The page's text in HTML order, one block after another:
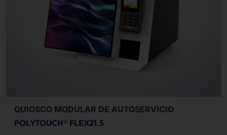
QUIOSCO MODULAR DE AUTOSERVICIO
POLYTOUCH® FLEX21.5